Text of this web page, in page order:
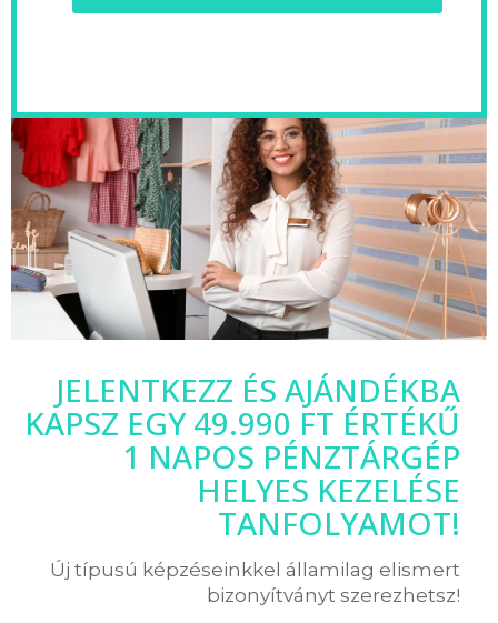
JELENTKEZZ ÉS AJÁNDÉKBA
KAPSZ EGY 49.990 FT ÉRTÉKŰ
1 NAPOS PÉNZTÁRGÉP
HELYES KEZELÉSE
TANFOLYAMOT!
Új típusú képzéseinkkel államilag elismert
bizonyítványt szerezhetsz!